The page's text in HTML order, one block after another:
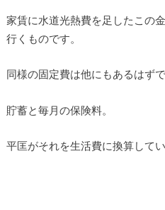
家賃に水道光熱費を足したこの
行くものです。
同様の固定費は他にもあるはずで
貯蓄と毎月の保険料。
平匡がそれを生活費に換算して